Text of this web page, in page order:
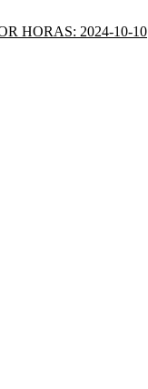
HORAS: 2024-10-10